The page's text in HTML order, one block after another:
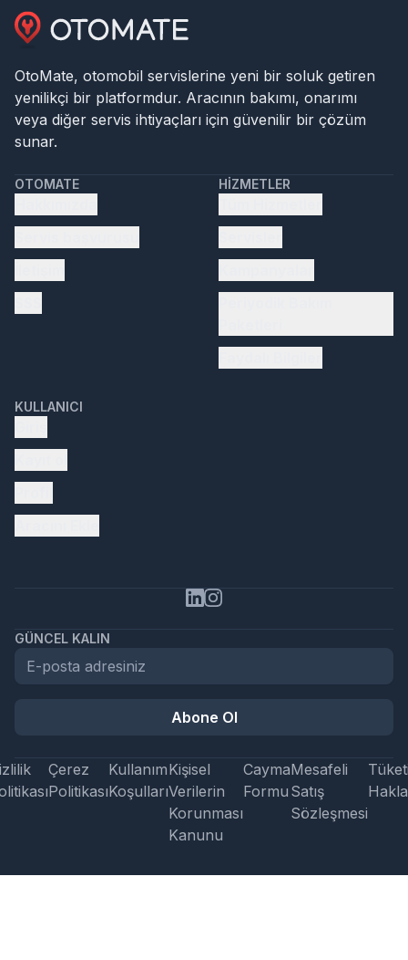
OtoMate, otomobil servislerine yeni bir soluk getiren
yenilikçi bir platformdur. Aracının bakımı, onarımı
veya diğer servis ihtiyaçları için güvenilir bir çözüm
sunar.
OTOMATE HIZMETLER
KULLANICI
GÜNCEL KALIN
Abone Ol
Çerez
Politikası
Kullanım
Koşulları
Kişisel
Verilerin
Korunması
Kanunu
Cayma
Formu
Mesafeli
Satış
Sözleşmesi